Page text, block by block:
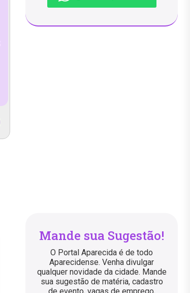
Mande sua Sugestão!
O Portal Aparecida é de todo
Aparecidense. Venha divulgar
qualquer novidade da cidade. Mande
sua sugestão de matéria, cadastro